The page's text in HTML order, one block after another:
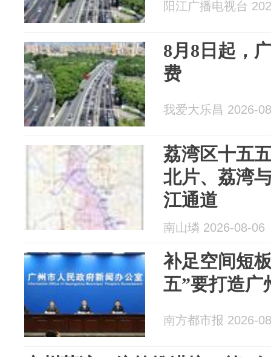
阳江广播电视台
8月8日起，
费
我爱大乐昌 2026-
荔湾区十五
北片、荔湾
江通道
南山璘 2026-08-06
补足空间短
五”要打造广
南方都市报 2026-